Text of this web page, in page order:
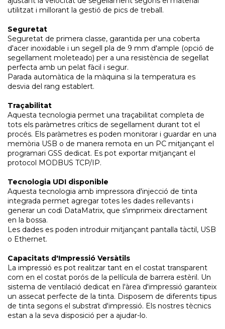
utilitzat i millorant la gestió de pics de treball.
Seguretat
Seguretat de primera classe, garantida per una coberta
d'acer inoxidable i un segell pla de 9 mm d'ample (opció de
segellament moleteado) per a una resistència de segellat
perfecta amb un pelat fàcil i segur.
Parada automàtica de la màquina si la temperatura es
desvia del rang establert.
Traçabilitat
Aquesta tecnologia permet una traçabilitat completa de
tots els paràmetres crítics de segellament durant tot el
procés. Els paràmetres es poden monitorar i guardar en una
memòria USB o de manera remota en un PC mitjançant el
programari GSS dedicat. Es pot exportar mitjançant el
protocol MODBUS TCP/IP.
Tecnologia UDI disponible
Aquesta tecnologia amb impressora d'injecció de tinta
integrada permet agregar totes les dades rellevants i
generar un codi DataMatrix, que s'imprimeix directament
en la bossa.
Les dades es poden introduir mitjançant pantalla tàctil, USB
o Ethernet.
Capacitats d'Impressió Versàtils
La impressió es pot realitzar tant en el costat transparent
com en el costat porós de la pel·lícula de barrera estèril. Un
sistema de ventilació dedicat en l'àrea d'impressió garanteix
un assecat perfecte de la tinta. Disposem de diferents tipus
de tinta segons el substrat d'impressió. Els nostres tècnics
estan a la seva disposició per a ajudar-lo.